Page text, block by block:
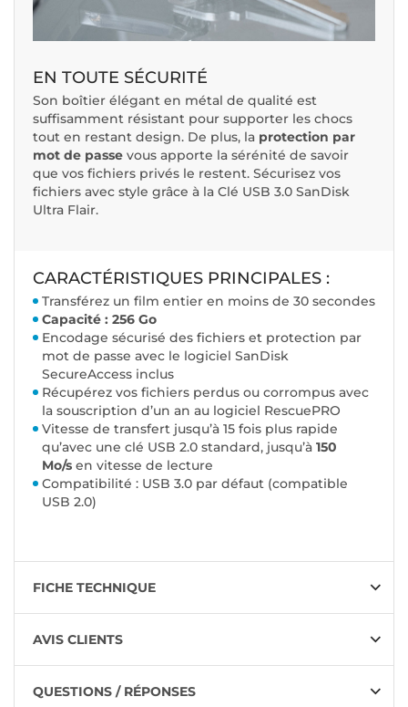
EN TOUTE SÉCURITÉ
Son boîtier élégant en métal de qualité est
suffisamment résistant pour supporter les chocs
tout en restant design. De plus, la protection par
mot de passe vous apporte la sérénité de savoir
que vos fichiers privés le restent. Sécurisez vos
fichiers avec style grâce à la Clé USB 3.0 SanDisk
Ultra Flair.
CARACTÉRISTIQUES PRINCIPALES :
Transférez un film entier en moins de 30 secondes
Capacité : 256 Go
Encodage sécurisé des fichiers et protection par
mot de passe avec le logiciel SanDisk
SecureAccess inclus
Récupérez vos fichiers perdus ou corrompus avec
la souscription d’un an au logiciel RescuePRO
Vitesse de transfert jusqu’à 15 fois plus rapide
qu’avec une clé USB 2.0 standard, jusqu’à 150
Mo/s en vitesse de lecture
Compatibilité : USB 3.0 par défaut (compatible
USB 2.0)
FICHE TECHNIQUE
AVIS CLIENTS
QUESTIONS / RÉPONSES